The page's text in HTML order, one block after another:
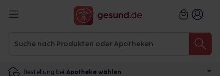
Bestellung bei Apotheke wählen